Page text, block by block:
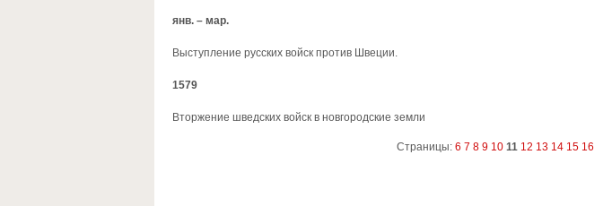
янв. – мар.
Выступление русских войск против Швеции.
1579
Вторжение шведских войск в новгородские земли
Страницы: 6 7 8 9 10 11 12 13 14 15 16